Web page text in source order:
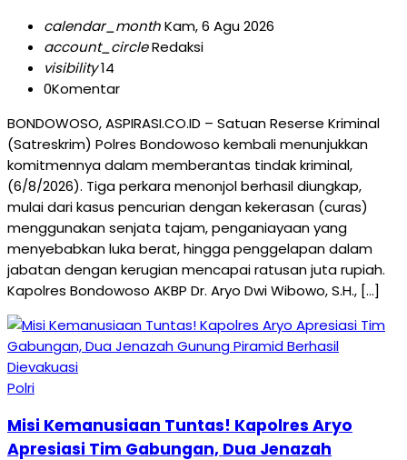
calendar_monthKam, 6 Agu 2026
account_circleRedaksi
visibility14
0Komentar
BONDOWOSO, ASPIRASI.CO.ID – Satuan Reserse Kriminal
(Satreskrim) Polres Bondowoso kembali menunjukkan
komitmennya dalam memberantas tindak kriminal,
(6/8/2026). Tiga perkara menonjol berhasil diungkap,
mulai dari kasus pencurian dengan kekerasan (curas)
menggunakan senjata tajam, penganiayaan yang
menyebabkan luka berat, hingga penggelapan dalam
jabatan dengan kerugian mencapai ratusan juta rupiah.
Kapolres Bondowoso AKBP Dr. Aryo Dwi Wibowo, S.H., […]
Polri
Misi Kemanusiaan Tuntas! Kapolres Aryo
Apresiasi Tim Gabungan, Dua Jenazah